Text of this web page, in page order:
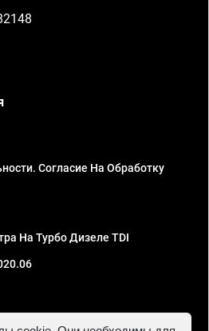
Согласие На Обработку
На Турбо Дизеле TDI
ИНН 781302555843,